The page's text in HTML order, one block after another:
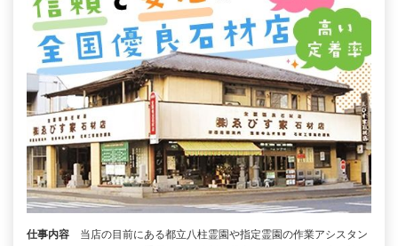
仕事内容
当店の目前にある都立八柱霊園や指定霊園の作業アシスタン